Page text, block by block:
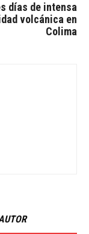
días de intensa
volcánica en
Colima